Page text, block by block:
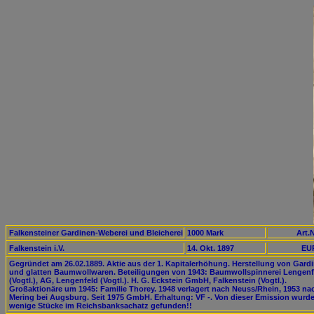
Falkensteiner Gardinen-Weberei und Bleicherei 1000 Mark
Falkenstein i.V.
14. Okt. 1897
Gegründet am 26.02.1889. Aktie aus der 1. Kapitalerhöhung. Herstellung von
und glatten Baumwollwaren. Beteiligungen von 1943: Baumwollspinnerei
(Vogtl.), AG, Lengenfeld (Vogtl.). H. G. Eckstein GmbH, Falkenstein (Vogtl.).
Großaktionäre um 1945: Familie Thorey. 1948 verlagert nach Neuss/Rhein, 1953
Mering bei Augsburg. Seit 1975 GmbH. Erhaltung: VF -. Von dieser Emission
wenige Stücke im Reichsbanksachatz gefunden!!